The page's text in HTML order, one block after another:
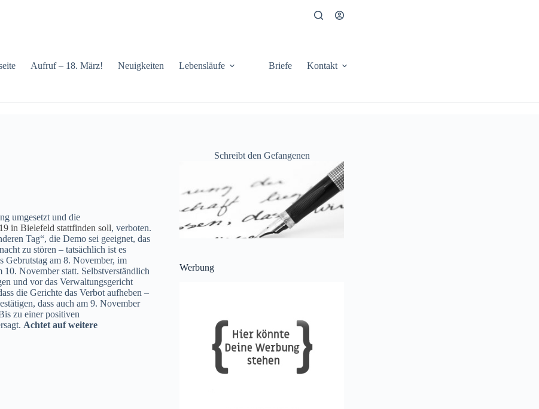
Aufruf – 18. März! Neuigkeiten Lebensläufe Briefe Kontakt
umgesetzt und die
in Bielefeld stattfinden soll, verboten.
Tag“, die Demo sei geeignet, das
zu stören – tatsächlich ist es
Gebrutstag am 8. November, im
November statt. Selbstverständlich
und vor das Verwaltungsgericht
die Gerichte das Verbot aufheben –
dass auch am 9. November
zu einer positiven
Achtet auf weitere
Schreibt den Gefangenen
Werbung